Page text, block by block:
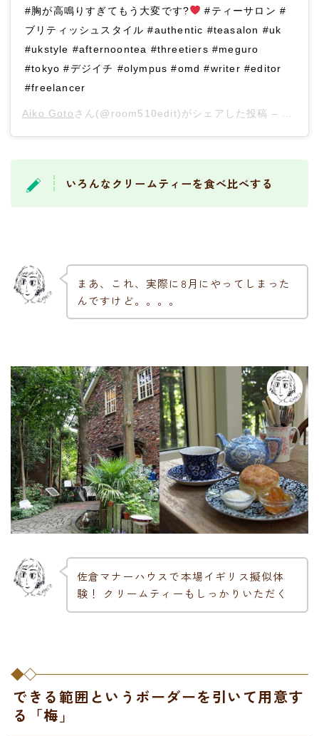
#胸が高鳴りすぎてもう大変です?
#ティーサロン #
ブリティッシュスタイル #authentic #teasalon #uk
#ukstyle #afternoontea #threetiers #meguro
#tokyo #デジイチ #olympus #omd #writer #editor
#freelancer
Aiko Goto さん(@room510edit)がシェアした投稿 –
いろんなクリームティーを食べ比べする
まあ、これ、実際に8月にやってしまった
んですけど。。。。
佐倉マナーハウスで本場イギリス擬似体
験！ クリームティーもしっかりいただく
できる範囲というボーダーを引いて用意す
る「梅」